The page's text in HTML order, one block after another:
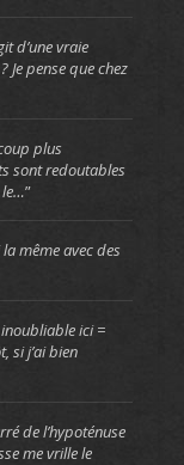
d’une vraie
Je pense que chez
plus
sont redoutables
le…”
la même avec des
ici =
si j’ai bien
de l’hypoténuse
me vrille le